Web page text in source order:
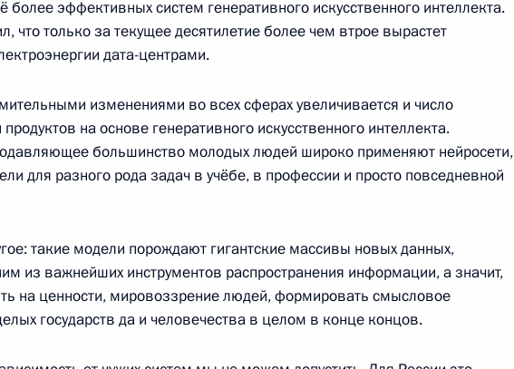
Астраханской области, председателем
по поддержке ветеранов боевых действий –
и членов их семей Игорем Бабушкиным
5
года, среда
искусств Казахстана в рамках проведения
Москва
эффективных систем генеративного искусственного интеллекта.
что только за текущее десятилетие более чем втрое вырастет
дата-центрами.
изменениями во всех сферах увеличивается и число
на основе генеративного искусственного интеллекта.
большинство молодых людей широко применяют нейросети,
для разного рода задач в учёбе, в профессии и просто повседневной
такие модели порождают гигантские массивы новых данных,
из важнейших инструментов распространения информации, а значит,
на ценности, мировоззрение людей, формировать смысловое
государств да и человечества в целом в конце концов.